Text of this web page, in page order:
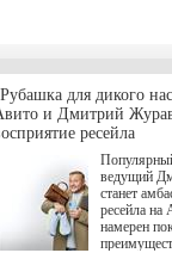
year-2026"
</a> (18+)
на экране
четвергам
выходить
сериала, в
духе графа
для дикого
и Дмитрий
ресейла
ведущий
станет
ресейла на
намерен